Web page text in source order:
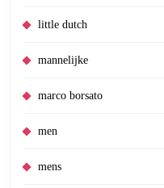
little dutch
mannelijke
marco borsato
men
mens